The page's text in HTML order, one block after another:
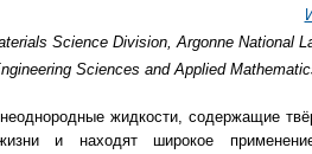
Science Division, Argonne National
Sciences and Applied
жидкости, содержащие
и находят широкое